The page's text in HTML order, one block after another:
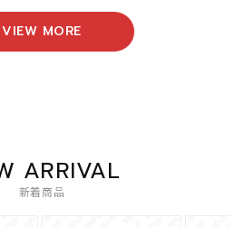
VIEW MORE
ARRIVAL
新着商品